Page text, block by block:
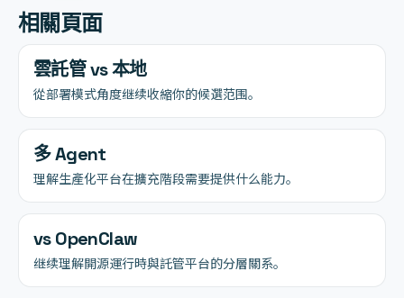
相關頁面
雲託管 vs 本地
從部署模式角度继续收縮你的候選范围。
多 Agent
理解生產化平台在擴充階段需要提供什么能力。
vs OpenClaw
继续理解開源運行時與託管平台的分層關系。